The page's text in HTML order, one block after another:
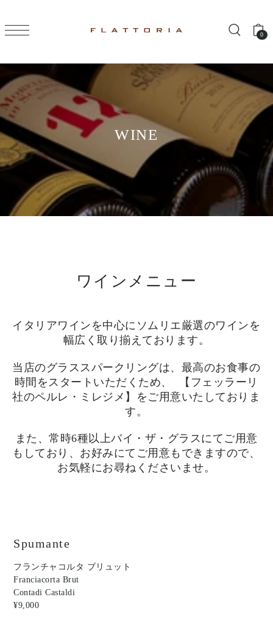
0
WINE
ワインメニュー
イタリアワインを中心にソムリエ厳選のワインを
幅広く取り揃えております。
当店のグラススパークリングは、最高のお食事の
時間をスタートいただくため、 【フェッラーリ
社のペルレ・ミレジメ】をご用意いたしておりま
す。
また、常時6種以上バイ・ザ・グラスにてご用意
もしており、お好みにてご用意もできますので、
お気軽にお尋ねくださいませ。
Spumante
フランチャコルタ ブリュット
Franciacorta Brut
Contadi Castaldi
¥9,000